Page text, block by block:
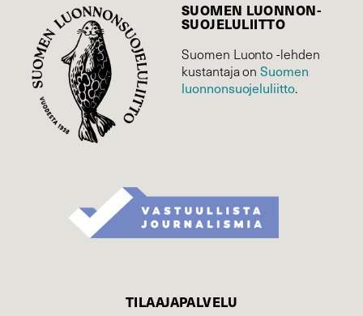
SUOMEN LUONNON­
SUOJELU­LIITTO
Suomen Luonto -lehden
kustantaja onSuomen
luonnonsuojelu­liitto.
TILAAJAPALVELU